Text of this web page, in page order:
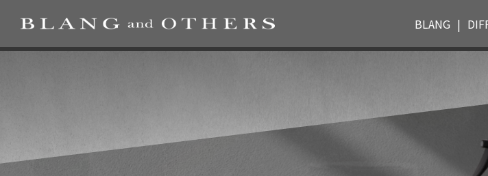
BLANG